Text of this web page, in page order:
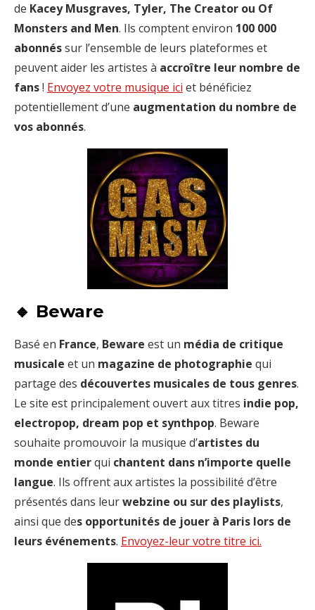
de Kacey Musgraves, Tyler, The Creator ou Of
Monsters and Men. Ils comptent environ 100 000
abonnéssur l’ensemble de leurs plateformes et
peuvent aider les artistes à accroître leur nombre de
fans! Envoyez votre musique ici et bénéficiez
potentiellement d’une augmentation du nombre de
vos abonnés.
🔸 Beware
Basé en France, Beware est un média de critique
musicale et un magazine de photographie qui
partage des découvertes musicales de tous genres.
Le site est principalement ouvert aux titres indie pop,
electropop, dream pop et synthpop. Beware
souhaite promouvoir la musique d’artistes du
monde entierqui chantent dans n’importe quelle
langue. Ils offrent aux artistes la possibilité d’être
présentés dans leurwebzine ou sur des playlists,
ainsi que des opportunités de jouer à Paris lors de
leurs événements. Envoyez-leur votre titre ici.